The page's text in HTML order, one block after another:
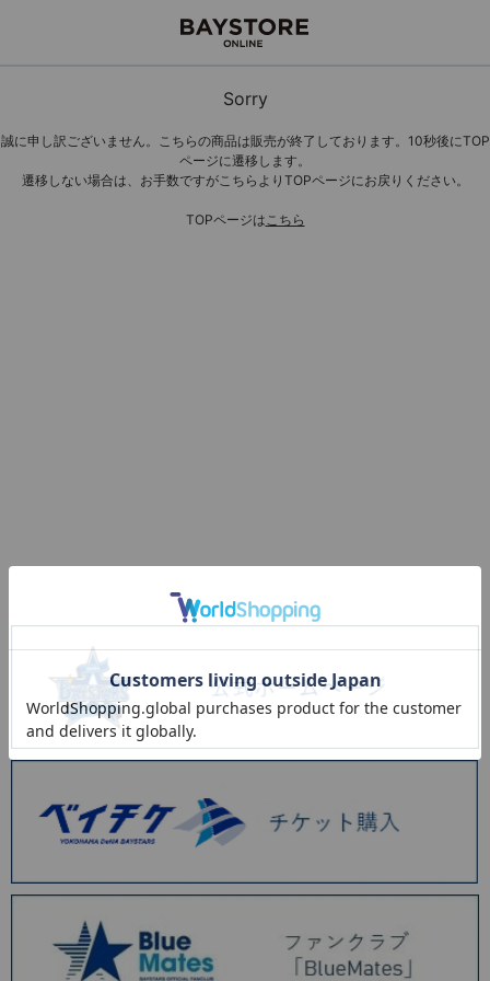
Sorry
誠に申し訳ございません。こちらの商品は販売が終了しております。10秒後にTOP
ページに遷移します。
遷移しない場合は、お手数ですがこちらよりTOPページにお戻りください。
TOPページはこちら